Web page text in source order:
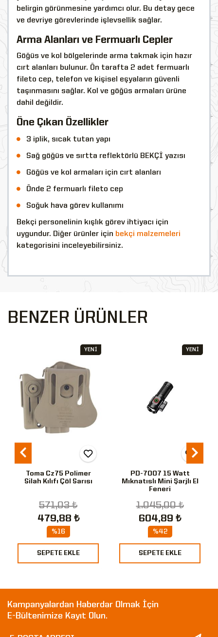
belirgin görünmesine yardımcı olur. Bu detay gece
ve devriye görevlerinde işlevsellik sağlar.
Arma Alanları ve Fermuarlı Cepler
Göğüs ve kol bölgelerinde arma takmak için hazır
cırt alanları bulunur. Ön tarafta 2 adet fermuarlı
fileto cep, telefon ve kişisel eşyaların güvenli
taşınmasını sağlar. Kol ve göğüs armaları ürüne
dahil değildir.
Öne Çıkan Özellikler
3 iplik, sıcak tutan yapı
Sağ göğüs ve sırtta reflektörlü BEKÇİ yazısı
Göğüs ve kol armaları için cırt alanları
Önde 2 fermuarlı fileto cep
Soğuk hava görev kullanımı
Bekçi personelinin kışlık görev ihtiyacı için
uygundur. Diğer ürünler için bekçi malzemeleri
kategorisini inceleyebilirsiniz.
BENZER ÜRÜNLER
Toma Cz75 Polimer
Silah Kılıfı Çöl Sarısı
571,03 ₺
479,88 ₺
%16
SEPETE EKLE
YENİ
PD-7007 15 Watt
Mıknatıslı Mini Şarjlı El
Feneri
1.045,00 ₺
604,89 ₺
%42
SEPETE EKLE
YENİ
Kampanyalardan Haberdar Olmak İçin
E-Bültenimize Kayıt Olun.